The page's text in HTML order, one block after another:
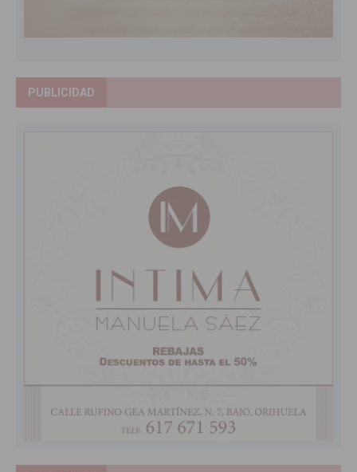
PUBLICIDAD